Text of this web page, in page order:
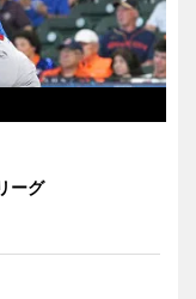
ーグ